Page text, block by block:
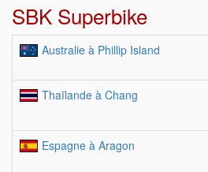
SBK Superbike
Australie à Phillip Island
Thaïlande à Chang
Espagne à Aragon